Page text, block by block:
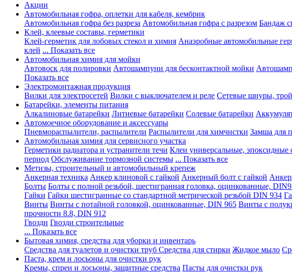
Акции
Автомобильная гофра, оплетки для кабеля, кембрик
Автомобильная гофра без разреза Автомобильная гофра с разрезом Бандаж
Клей, клеевые составы, герметики
Клей-герметик для лобовых стекол и химия Анаэробные автомобильные
клей ... Показать все
Автомобильная химия для мойки
Автовоск для полировки Автошампуни для бесконтактной мойки
Показать все
Электромонтажная продукция
Вилки для электросетей Вилки с выключателем и реле Сетевые шнуры,
Батарейки, элементы питания
Алкалиновые батарейки Литиевые батарейки Солевые батарейки
Автомоечное оборудование и аксессуары
Пневмораспылители, распылители Распылители для химчистки Замша для
Автомобильная химия для сервисного участка
Герметики радиатора и устранители течи Клеи универсальные,
период Обслуживание тормозной системы ... Показать все
Метизы, строительный и автомобильный крепеж
Анкерная техника Анкер клиновой с гайкой Анкерный болт с гайкой
Болты Болты с полной резьбой, шестигранная головка, оцинкованные,
Гайки Гайки шестигранные со стандартной метрической резьбой DIN 934
Винты Винты с потайной головкой, оцинкованные, DIN 965 Винты с
прочности 8.8, DIN 912
Гвозди Гвозди строительные
... Показать все
Бытовая химия, средства для уборки и инвентарь
Средства для туалетов и очистки труб Средства для стирки Жидкое мыло
Паста, крем и лосьоны для очистки рук
Кремы, спреи и лосьоны, защитные средства Пасты для очистки рук